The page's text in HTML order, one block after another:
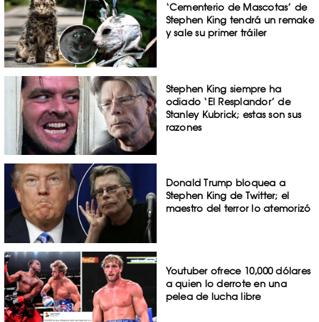
‘Cementerio de Mascotas’ de
Stephen King tendrá un remake
y sale su primer tráiler
Stephen King siempre ha
odiado ‘El Resplandor’ de
Stanley Kubrick; estas son sus
razones
Donald Trump bloquea a
Stephen King de Twitter; el
maestro del terror lo atemorizó
Youtuber ofrece 10,000 dólares
a quien lo derrote en una
pelea de lucha libre